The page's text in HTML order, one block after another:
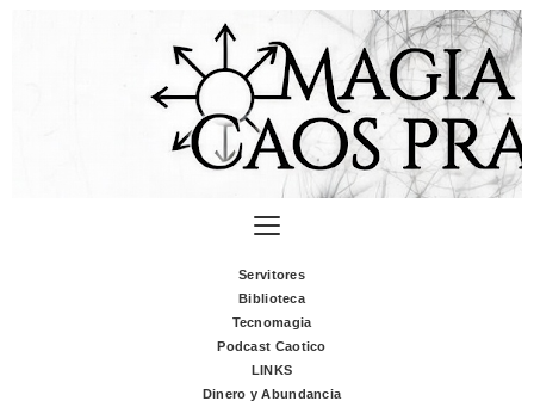
Servitores
Biblioteca
Tecnomagia
Podcast Caotico
LINKS
Dinero y Abundancia